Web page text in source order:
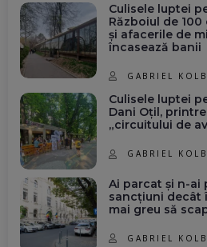
Culisele luptei
Războiul de
și afacerile de
încasează banii
GABRIEL
Culisele luptei
Dani Oțil,
„circuitului de
GABRIEL
Ai parcat și n-ai
sancțiuni decât
mai greu să
GABRIEL